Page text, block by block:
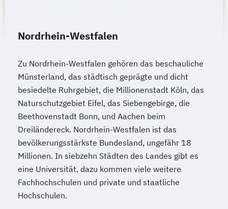
Nordrhein-Westfalen
Zu Nordrhein-Westfalen gehören das beschauliche
Münsterland, das städtisch geprägte und dicht
besiedelte Ruhrgebiet, die Millionenstadt Köln, das
Naturschutzgebiet Eifel, das Siebengebirge, die
Beethovenstadt Bonn, und Aachen beim
Dreiländereck. Nordrhein-Westfalen ist das
bevölkerungsstärkste Bundesland, ungefähr 18
Millionen. In siebzehn Städten des Landes gibt es
eine Universität, dazu kommen viele weitere
Fachhochschulen und private und staatliche
Hochschulen.